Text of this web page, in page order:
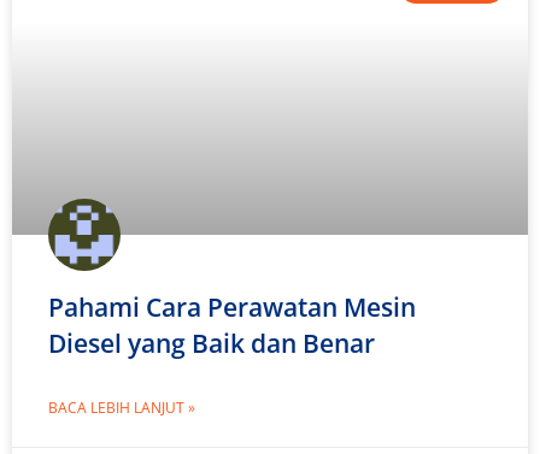
Pahami Cara Perawatan Mesin
Diesel yang Baik dan Benar
BACA LEBIH LANJUT »